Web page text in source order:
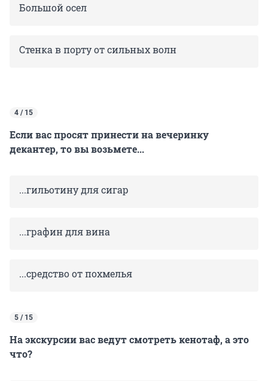
Большой осел
Стенка в порту от сильных волн
4 / 15
Если вас просят принести на вечеринку
декантер, то вы возьмете...
...гильотину для сигар
...графин для вина
...средство от похмелья
5 / 15
На экскурсии вас ведут смотреть кенотаф, а это
что?